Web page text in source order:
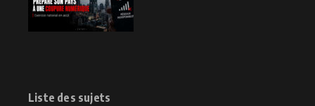
Liste des sujets